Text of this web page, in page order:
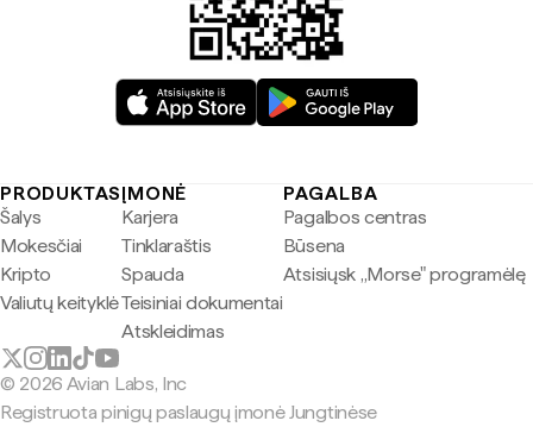
PRODUKTAS
Šalys
Mokesčiai
Kripto
Valiutų keityklė
ĮMONĖ
Karjera
Tinklaraštis
Spauda
Teisiniai dokumentai
Atskleidimas
PAGALBA
Pagalbos centras
Būsena
Atsisiųsk „Morse" programėlę
© 2026 Avian Labs, Inc
Registruota pinigų paslaugų įmonė Jungtinėse